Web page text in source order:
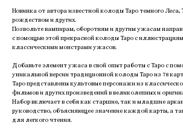
Новинка от автора известной колоды Таро темного Леса,
рождеством и других.
Позвольте вампирам, оборотням и другим ужасам
с помощью этой прекрасной колоды Таро с
классическими монстрами ужасов.
Добавьте элемент ужаса в свой опыт работы с Таро с
уникальной версии традиционной колоды Таро из 78
Таро представлены культовые персонажи из
фильмов и других произведений в великолепных и
Набор включает в себя как старшие, так и младшие
руководство, объясняющее значение каждой карты, а
для легкого чтения.